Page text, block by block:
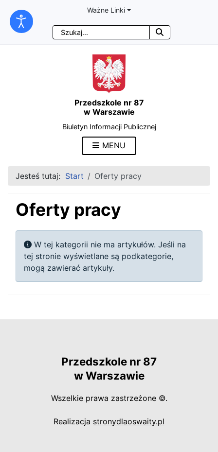
Przejdź
do
Przejdź
do
nawigacyjnego
Przejdź
do
wyszukiwarki
Przejdź
do
Ważne Linki
Szukaj
Przedszkole nr 87
w Warszawie
Biuletyn Informacji Publicznej
MENU
Jesteś tutaj: Start Oferty pracy
Oferty pracy
Informacja
W tej kategorii nie ma artykułów. Jeśli na
tej stronie wyświetlane są podkategorie,
mogą zawierać artykuły.
Przedszkole nr 87
w Warszawie
Wszelkie prawa zastrzeżone ©.
Realizacja stronydlaoswaity.pl